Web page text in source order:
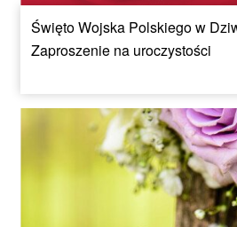
Święto Wojska Polskiego w
Zaproszenie na uroczystości